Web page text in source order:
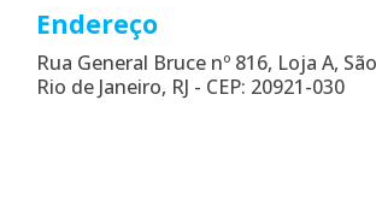
Endereço
Rua General Bruce nº 816, Loja A,
Rio de Janeiro, RJ - CEP: 20921-030